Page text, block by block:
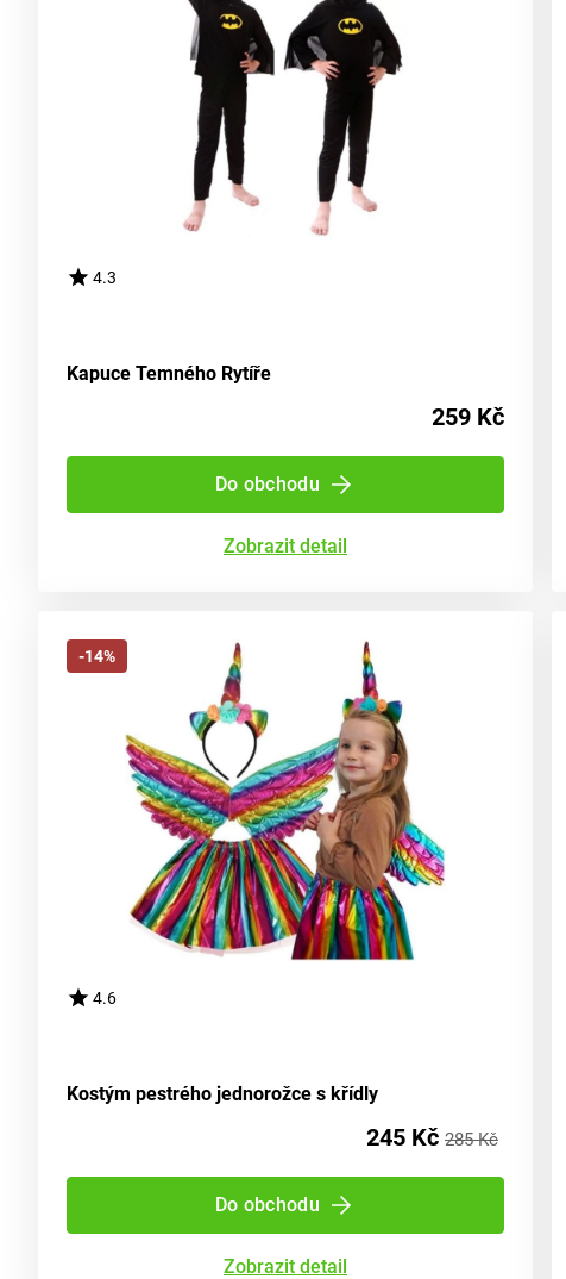
4.3
Kapuce Temného Rytíře
259 Kč
Do obchodu
Zobrazit detail
-14%
4.6
Kostým pestrého jednorožce s křídly
245 Kč 285 Kč
Do obchodu
Zobrazit detail